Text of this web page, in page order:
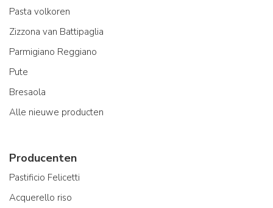
Pasta volkoren
Zizzona van Battipaglia
Parmigiano Reggiano
Pute
Bresaola
Alle nieuwe producten
Producenten
Pastificio Felicetti
Acquerello riso